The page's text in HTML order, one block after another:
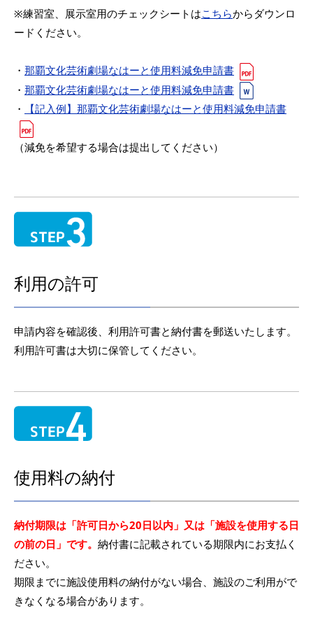
※練習室、展示室用のチェックシートはこちらからダウンロ
ードください。
・ 那覇文化芸術劇場なはーと使用料減免申請書
・ 那覇文化芸術劇場なはーと使用料減免申請書
・
【記入例】那覇文化芸術劇場なはーと使用料減免申請書
（減免を希望する場合は提出してください）
利用の許可
申請内容を確認後、利用許可書と納付書を郵送いたします。
利用許可書は大切に保管してください。
使用料の納付
納付期限は「許可日から20日以内」又は「施設を使用する日
の前の日」です。 納付書に記載されている期限内にお支払く
ださい。
期限までに施設使用料の納付がない場合、施設のご利用がで
きなくなる場合があります。